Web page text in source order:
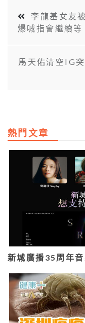
李龍基女友
爆喊指會繼續等
馬天佑清空IG
熱門文章
新城廣播35周年